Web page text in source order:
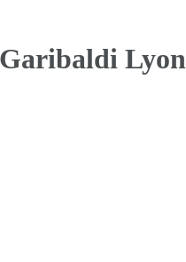
Lyon